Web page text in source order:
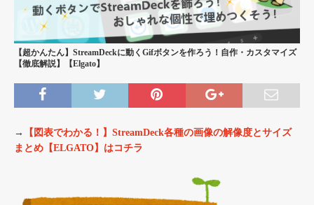
【超かんたん】StreamDeckに動くGifボタンを作ろう！自作・カスタマイズ
【徹底解説】【Elgato】
→
【図表でわかる！】StreamDeck各種の画像の解像度とサイズ
まとめ【ELGATO】はコチラ